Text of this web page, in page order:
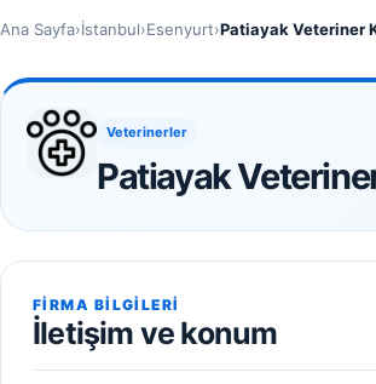
Ana Sayfa›İstanbul›Esenyurt›Patiayak Veteriner
Veterinerler
Patiayak
FIRMA BILGILERI
İletişim ve konum